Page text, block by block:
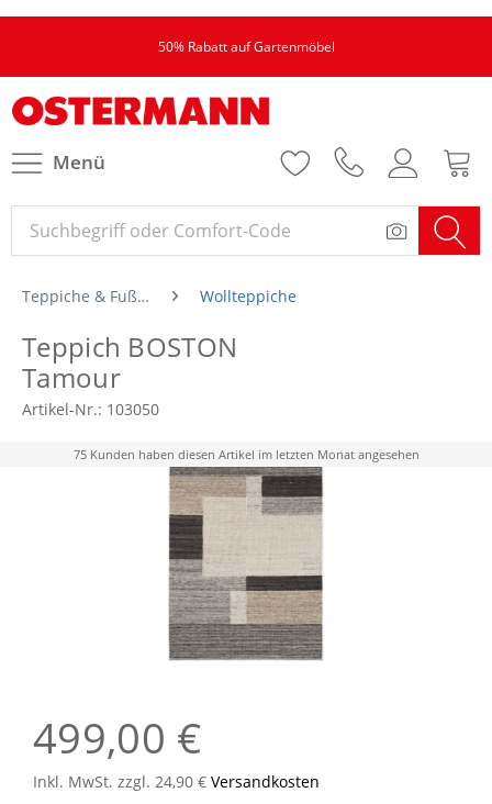
50% Rabatt auf Gartenmöbel
Menü
Teppiche & Fußmatten Wollteppiche
Teppich BOSTON
Tamour
Artikel-Nr.: 103050
75 Kunden haben diesen Artikel im letzten Monat angesehen
499,00 €
Inkl. MwSt. zzgl. 24,90 € Versandkosten